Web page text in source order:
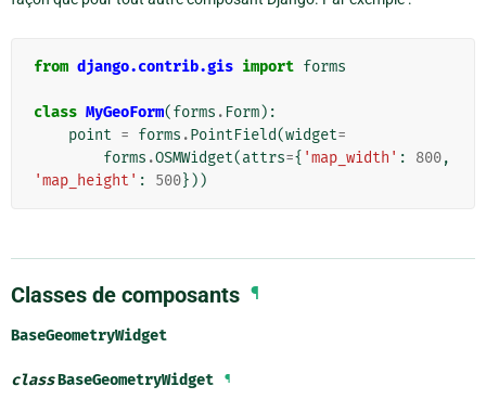
from django.contrib.gis import forms
class MyGeoForm(forms . Form):
point = forms .PointField(widget=
forms .OSMWidget(attrs={ 'map_width' : 800,
'map_height' : 500}))
Classes de composants ¶
BaseGeometryWidget
classBaseGeometryWidget ¶